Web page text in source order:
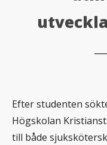
Efter studenten
Högskolan
till både